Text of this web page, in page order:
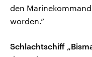
den
worden.“
Schlachtschiff